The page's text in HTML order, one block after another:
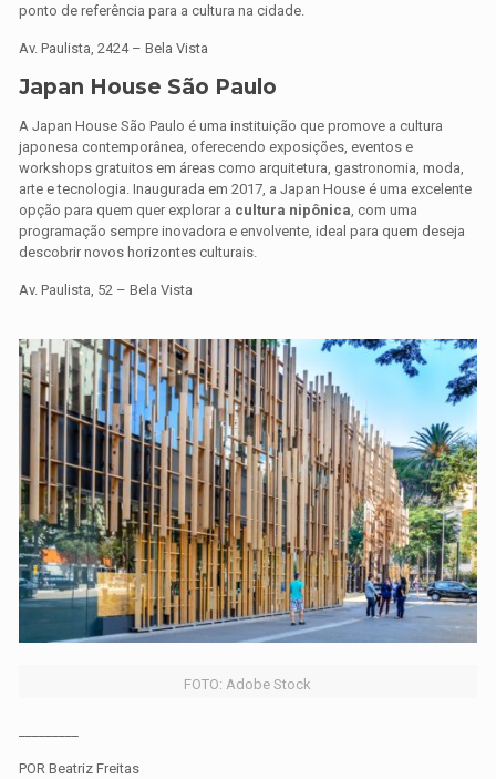
ponto de referência para a cultura na cidade.
Av. Paulista, 2424 – Bela Vista
Japan House São Paulo
A Japan House São Paulo é uma instituição que promove a cultura
japonesa contemporânea, oferecendo exposições, eventos e
workshops gratuitos em áreas como arquitetura, gastronomia, moda,
arte e tecnologia. Inaugurada em 2017, a Japan House é uma excelente
opção para quem quer explorar a cultura nipônica, com uma
programação sempre inovadora e envolvente, ideal para quem deseja
descobrir novos horizontes culturais.
Av. Paulista, 52 – Bela Vista
FOTO: Adobe Stock
POR Beatriz Freitas